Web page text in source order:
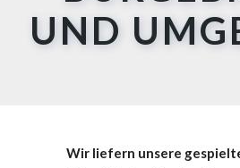
UND
Wir liefern unsere